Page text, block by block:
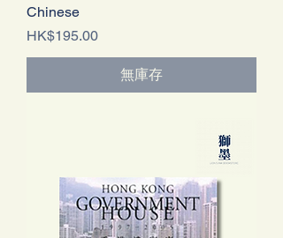
Chinese
價格
HK$195.00
無庫存